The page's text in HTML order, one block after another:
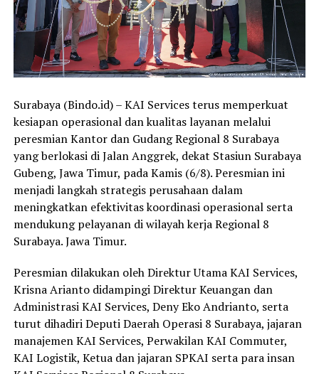
Surabaya (Bindo.id) – KAI Services terus memperkuat
kesiapan operasional dan kualitas layanan melalui
peresmian Kantor dan Gudang Regional 8 Surabaya
yang berlokasi di Jalan Anggrek, dekat Stasiun Surabaya
Gubeng, Jawa Timur, pada Kamis (6/8). Peresmian ini
menjadi langkah strategis perusahaan dalam
meningkatkan efektivitas koordinasi operasional serta
mendukung pelayanan di wilayah kerja Regional 8
Surabaya. Jawa Timur.
Peresmian dilakukan oleh Direktur Utama KAI Services,
Krisna Arianto didampingi Direktur Keuangan dan
Administrasi KAI Services, Deny Eko Andrianto, serta
turut dihadiri Deputi Daerah Operasi 8 Surabaya, jajaran
manajemen KAI Services, Perwakilan KAI Commuter,
KAI Logistik, Ketua dan jajaran SPKAI serta para insan